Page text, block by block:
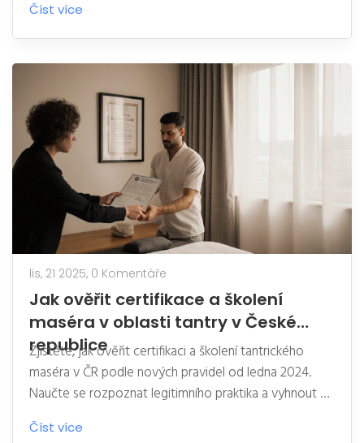
Číst více
lis, 21 2025, 0 Komentáře
Jak ověřit certifikace a školení
maséra v oblasti tantry v České
republice
Zjistěte, jak ověřit certifikaci a školení tantrického
maséra v ČR podle nových pravidel od ledna 2024.
Naučte se rozpoznat legitimního praktika a vyhnout se
nelegálním provozovatelům.
Číst více